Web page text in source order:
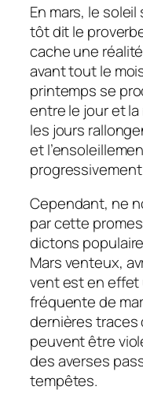
En mars, le
tôt dit le
cache une
avant tout le
printemps se
entre le jour et
les jours
et
Cependant, ne
par cette
dictons
Mars venteux,
vent est en
fréquente de
dernières traces
peuvent être
des averses
tempêtes.